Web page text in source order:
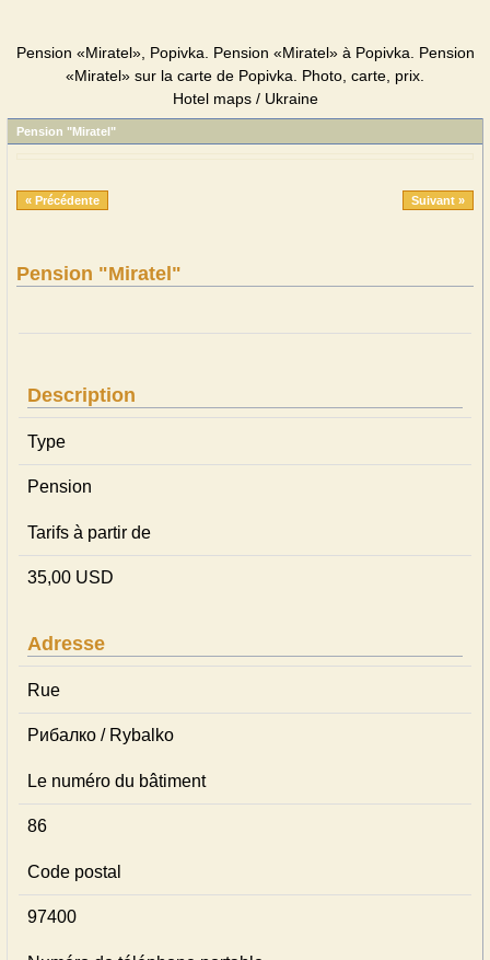
Pension «Miratel», Popivka. Pension «Miratel» à Popivka. Pension
«Miratel» sur la carte de Popivka. Photo, carte, prix.
Hotel maps / Ukraine
Pension "Miratel"
« Précédente Suivant »
Pension "Miratel"
Description
Type
Pension
Tarifs à partir de
35,00 USD
Adresse
Rue
Рибалко / Rybalko
Le numéro du bâtiment
86
Code postal
97400